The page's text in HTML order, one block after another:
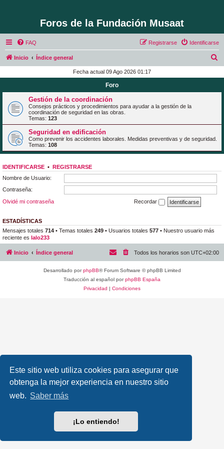
Este sitio web utiliza cookies para asegurar que
obtenga la mejor experiencia en nuestro sitio
web. Saber más
¡Lo entiendo!
Foros de la Fundación Musaat
FAQ Identificarse
Registrarse
Inicio Índice general
c
Fecha actual 09 Ago 2026 01:17
Foro
Gestión de la coordinación
Consejos prácticos y procedimientos para ayudar a la gestión de la
coordinación de seguridad en las obras.
Temas: 123
Seguridad en edificación
Como prevenir los accidentes laborales. Medidas preventivas y de seguridad.
Temas: 108
IDENTIFICARSE • REGISTRARSE
Nombre de Usuario:
Contraseña:
Olvidé mi contraseña
Recordar
ESTADÍSTICAS
Mensajes totales 714 • Temas totales 249 • Usuarios totales 577 • Nuestro usuario más
reciente es lalo233
Inicio Índice general Todos los horarios son UTC+02:00
Desarrollado porphpBB® Forum Software © phpBB Limited
Traducción al español porphpBB España
Privacidad | Condiciones